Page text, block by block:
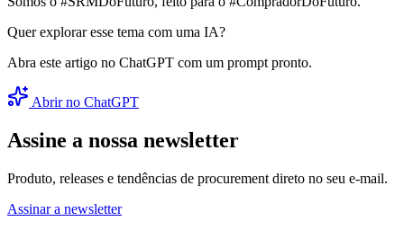
Quer explorar esse tema com uma IA?
Abra este artigo no ChatGPT com um prompt pronto.
Abrir no ChatGPT
Assine a nossa newsletter
Produto, releases e tendências de procurement direto no seu e-mail.
Assinar a newsletter